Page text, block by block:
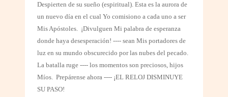
Despierten de su sueño (espiritual). Esta es la aurora de
un nuevo día en el cual Yo comisiono a cada uno a ser
Mis Apóstoles. ¡Divulguen Mi palabra de esperanza
donde haya desesperación! ---- sean Mis portadores de
luz en su mundo obscurecido por las nubes del pecado.
La batalla ruge ---- los momentos son preciosos, hijos
Míos. Prepárense ahora ---- ¡EL RELOJ DISMINUYE
SU PASO!